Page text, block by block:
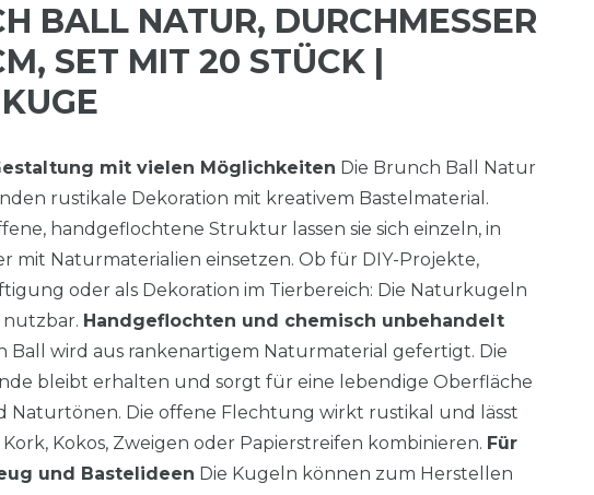
BALL NATUR, DURCHMESSER
SET MIT 20 STÜCK |
mit vielen Möglichkeiten Die Brunch Ball Natur
rustikale Dekoration mit kreativem Bastelmaterial.
handgeflochtene Struktur lassen sie sich einzeln, in
mit Naturmaterialien einsetzen. Ob für DIY-Projekte,
oder als Dekoration im Tierbereich: Die Naturkugeln
nutzbar. Handgeflochten und chemisch unbehandelt
Ball wird aus rankenartigem Naturmaterial gefertigt. Die
bleibt erhalten und sorgt für eine lebendige Oberfläche
Naturtönen. Die offene Flechtung wirkt rustikal und lässt
Kokos, Zweigen oder Papierstreifen kombinieren. Für
und Bastelideen Die Kugeln können zum Herstellen